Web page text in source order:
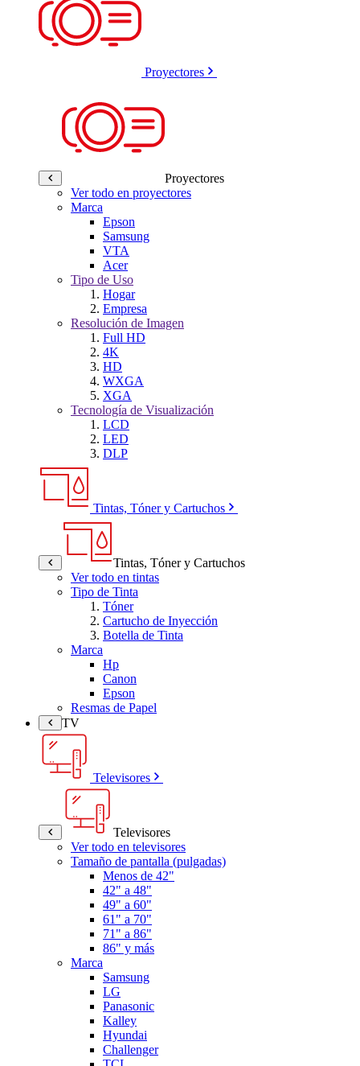
Proyectores
Proyectores
Ver todo en proyectores
Marca
Epson
Samsung
VTA
Acer
Tipo de Uso
Hogar
Empresa
Resolución de Imagen
Full HD
4K
HD
WXGA
XGA
Tecnología de Visualización
LCD
LED
DLP
Tintas, Tóner y Cartuchos
Tintas, Tóner y Cartuchos
Ver todo en tintas
Tipo de Tinta
Tóner
Cartucho de Inyección
Botella de Tinta
Marca
Hp
Canon
Epson
Resmas de Papel
TV
Televisores
Televisores
Ver todo en televisores
Tamaño de pantalla (pulgadas)
Menos de 42"
42" a 48"
49" a 60"
61" a 70"
71" a 86"
86" y más
Marca
Samsung
LG
Panasonic
Kalley
Hyundai
Challenger